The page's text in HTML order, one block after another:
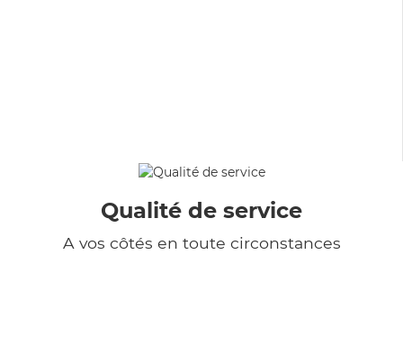
Qualité de service
A vos côtés en toute circonstances